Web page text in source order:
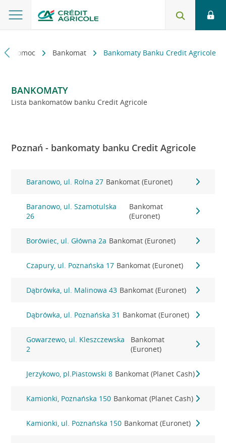
i pomoc Bankomat Bankomaty Banku Credit Agricole
BANKOMATY
Lista bankomatów banku Credit Agricole
Poznań - bankomaty banku Credit Agricole
Baranowo, ul. Rolna 27 Bankomat (Euronet)
Baranowo, ul. Szamotulska
26
Bankomat
(Euronet)
Borówiec, ul. Główna 2a Bankomat (Euronet)
Czapury, ul. Poznańska 17 Bankomat (Euronet)
Dąbrówka, ul. Malinowa 43 Bankomat (Euronet)
Dąbrówka, ul. Poznańska 31 Bankomat (Euronet)
Gowarzewo, ul. Kleszczewska
2
Bankomat
(Euronet)
Jerzykowo, pl.Piastowski 8 Bankomat (Planet Cash)
Kamionki, Poznańska 150 Bankomat (Planet Cash)
Kamionki, ul. Poznańska 150 Bankomat (Euronet)